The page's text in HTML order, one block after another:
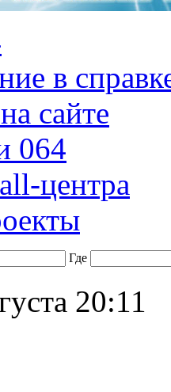
в
сайте
064
центра
Где
20:11